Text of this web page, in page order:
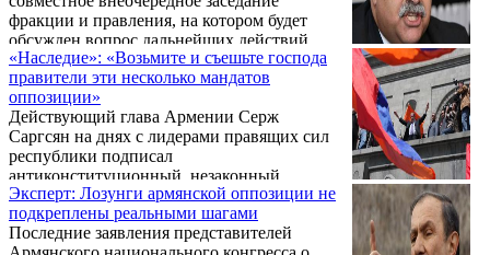
того, как поговорил со своими коллегами из
«Наследия», покинувшими в знак протеста
зал заседаний парламента.
фракции и правления, на котором будет
обсужден вопрос дальнейших действий
партий.
«Наследие»: «Возьмите и съешьте господа
правители эти несколько мандатов
оппозиции»
Действующий глава Армении Серж
Саргсян на днях с лидерами правящих сил
республики подписал
антиконституционный, незаконный
меморандум, целью которого является
преждевременное выдвижение собственной
кандидатуры на президентских выборах в
Эксперт: Лозунги армянской оппозиции не
подкреплены реальными шагами
Последние заявления представителей